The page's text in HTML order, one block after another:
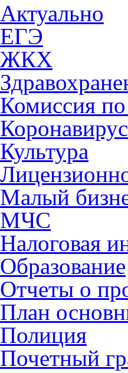
Актуально
ЕГЭ
ЖКХ
Комиссия
Коронавирус
Культура
Малый
МЧС
Налоговая
Образование
Отчеты о
План
Полиция
Почетный